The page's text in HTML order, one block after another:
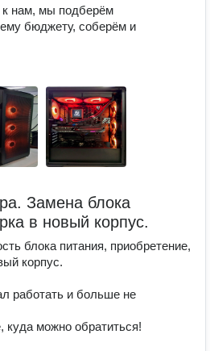
нам, мы подберём
бюджету, соберём и
Замена блока
в новый корпус.
блока питания, приобретение,
корпус.
работать и больше не
куда можно обратиться!